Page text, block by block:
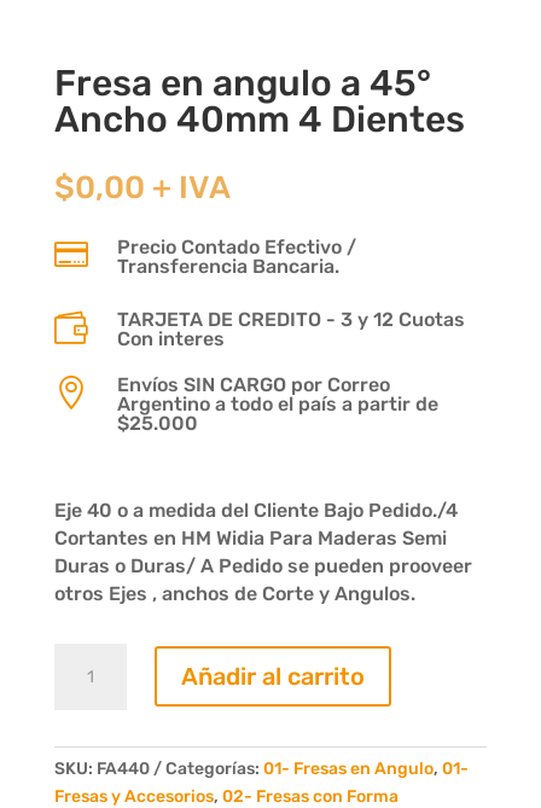
Fresa en angulo a 45°
Ancho 40mm 4 Dientes
$0,00 + IVA

Precio Contado Efectivo /
Transferencia Bancaria.

TARJETA DE CREDITO - 3 y 12 Cuotas
Con interes

Envíos SIN CARGO por Correo
Argentino a todo el país a partir de
$25.000
Eje 40 o a medida del Cliente Bajo Pedido./4
Cortantes en HM Widia Para Maderas Semi
Duras o Duras/ A Pedido se pueden prooveer
otros Ejes , anchos de Corte y Angulos.
45°
Ancho
Añadir al carrito
SKU: FA440 Categorías: 01- Fresas en Angulo, 01-
Fresas y Accesorios, 02- Fresas con Forma